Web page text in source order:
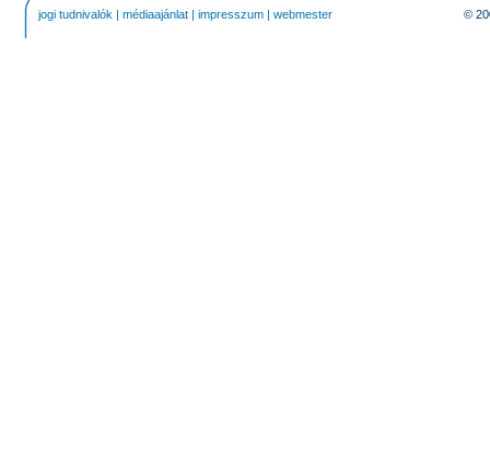
jogi tudnivalók | médiaajánlat | impresszum | webmester ©